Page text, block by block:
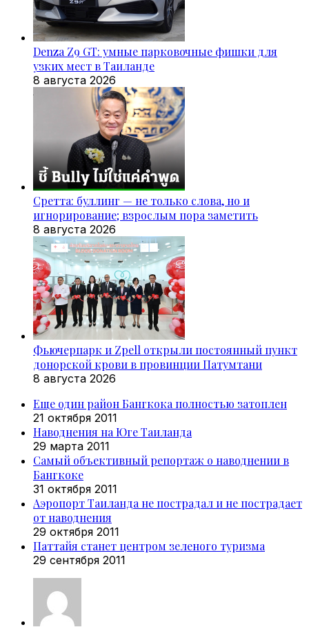
Denza Z9 GT: умные парковочные фишки для
узких мест в Таиланде
8 августа 2026
Сретта: буллинг — не только слова, но и
игнорирование; взрослым пора заметить
8 августа 2026
Фьючерпарк и Zpell открыли постоянный пункт
донорской крови в провинции Патумтани
8 августа 2026
Еще один район Бангкока полностью затоплен
21 октября 2011
Наводнения на Юге Таиланда
29 марта 2011
Самый объективный репортаж о наводнении в
Бангкоке
31 октября 2011
Аэропорт Таиланда не пострадал и не пострадает
от наводнения
29 октября 2011
Паттайя станет центром зеленого туризма
29 сентября 2011